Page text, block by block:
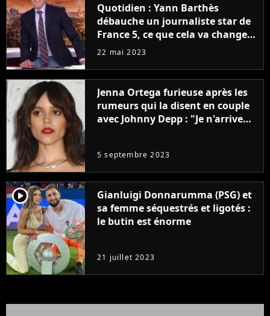
Quotidien : Yann Barthès
débauche un journaliste star de
France 5, ce que cela va changer
à la rentrée
22 mai 2023
Jenna Ortega furieuse après les
rumeurs qui la disent en couple
avec Johnny Depp : "Je n'arrive
5 septembre 2023
player2
Gianluigi Donnarumma (PSG) et
sa femme séquestrés et ligotés :
le butin est énorme
21 juillet 2023